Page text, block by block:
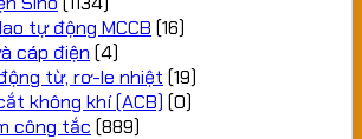
tự động MCCB (16)
cáp điện (4)
từ, rơ-le nhiệt (19)
không khí (ACB) (0)
công tắc (889)